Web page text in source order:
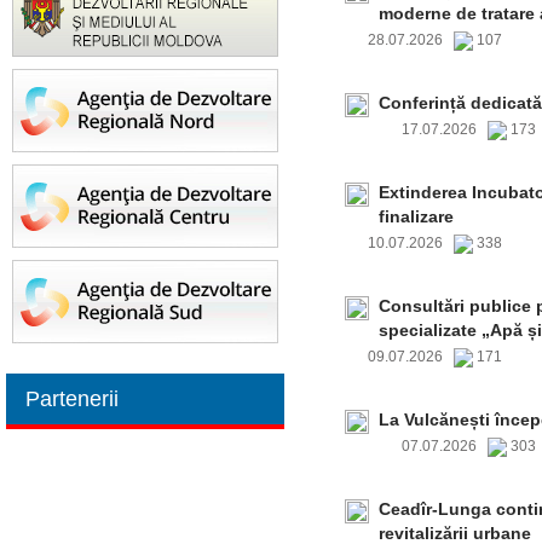
Partenerii
moderne de
28.07.2026 107
Conferință
17.07.2026 173
Extinderea
finalizare
10.07.2026 338
Consultări publice
specializate „Apă
09.07.2026 171
La Vulcănești
07.07.2026 303
Ceadîr-Lunga
revitalizării urbane